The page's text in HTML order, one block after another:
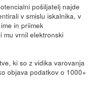
pošiljatelj najde
v smislu iskalnika, v
in priimek
mu vrnil elektronski
ki so z vidika varovanja
objava podatkov o 1000+